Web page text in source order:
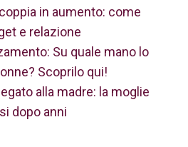
in aumento: come
e relazione
Su quale mano lo
Scoprilo qui!
alla madre: la moglie
dopo anni